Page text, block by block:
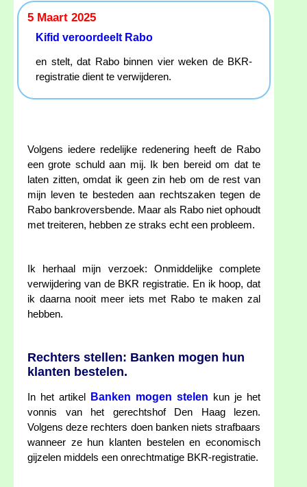
5 Maart 2025
Kifid veroordeelt Rabo
en stelt, dat Rabo binnen vier weken de BKR-
registratie dient te verwijderen.
Volgens iedere redelijke redenering heeft de Rabo
een grote schuld aan mij. Ik ben bereid om dat te
laten zitten, omdat ik geen zin heb om de rest van
mijn leven te besteden aan rechtszaken tegen de
Rabo bankroversbende. Maar als Rabo niet ophoudt
met treiteren, hebben ze straks echt een probleem.
Ik herhaal mijn verzoek: Onmiddelijke complete
verwijdering van de BKR registratie. En ik hoop, dat
ik daarna nooit meer iets met Rabo te maken zal
hebben.
Rechters stellen: Banken mogen hun
klanten bestelen.
In het artikel Banken mogen stelen kun je het
vonnis van het gerechtshof Den Haag lezen.
Volgens deze rechters doen banken niets strafbaars
wanneer ze hun klanten bestelen en economisch
gijzelen middels een onrechtmatige BKR-registratie.